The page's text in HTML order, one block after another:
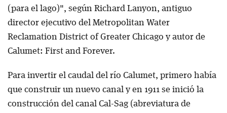
(para el lago)", según Richard Lanyon, antiguo
director ejecutivo del Metropolitan Water
Reclamation District of Greater Chicago y autor de
Calumet: First and Forever.
Para invertir el caudal del río Calumet, primero había
que construir un nuevo canal y en 1911 se inició la
construcción del canal Cal-Sag (abreviatura de